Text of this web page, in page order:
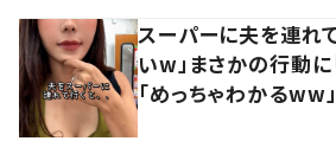
スーパーに夫を連れ
いw」まさかの行動に
「めっちゃわかるww